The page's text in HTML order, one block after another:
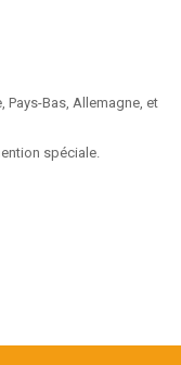
Pays-Bas, Allemagne, et
spéciale.